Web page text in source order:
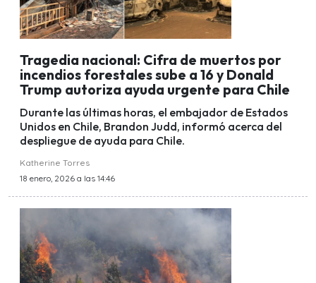
Tragedia nacional: Cifra de muertos por
incendios forestales sube a 16 y Donald
Trump autoriza ayuda urgente para Chile
Durante las últimas horas, el embajador de Estados
Unidos en Chile, Brandon Judd, informó acerca del
despliegue de ayuda para Chile.
Katherine Torres
18 enero, 2026 a las 14:46